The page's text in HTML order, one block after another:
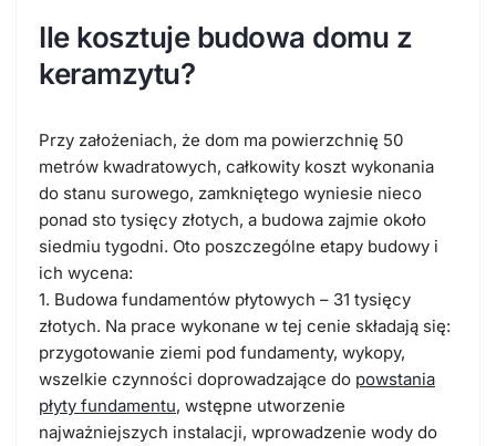
Ile kosztuje budowa domu z
keramzytu?
Przy założeniach, że dom ma powierzchnię 50
metrów kwadratowych, całkowity koszt wykonania
do stanu surowego, zamkniętego wyniesie nieco
ponad sto tysięcy złotych, a budowa zajmie około
siedmiu tygodni. Oto poszczególne etapy budowy i
ich wycena:
1. Budowa fundamentów płytowych – 31 tysięcy
złotych. Na prace wykonane w tej cenie składają się:
przygotowanie ziemi pod fundamenty, wykopy,
wszelkie czynności doprowadzające do powstania
płyty fundamentu, wstępne utworzenie
najważniejszych instalacji, wprowadzenie wody do